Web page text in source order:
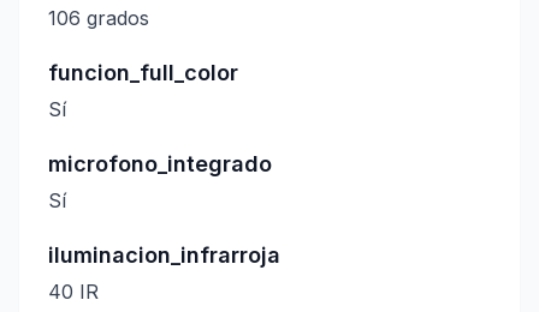
106 grados
funcion_full_color
Sí
microfono_integrado
Sí
iluminacion_infrarroja
40 IR